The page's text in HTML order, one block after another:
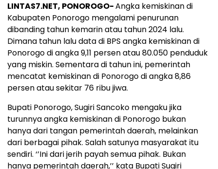
LINTAS7.NET, PONOROGO-Angka kemiskinan di
Kabupaten Ponorogo mengalami penurunan
dibanding tahun kemarin atau tahun 2024 lalu.
Dimana tahun lalu data di BPS angka kemiskinan di
Ponorogo di angka 9,11 persen atau 80.050 penduduk
yang miskin. Sementara di tahun ini, pemerintah
mencatat kemiskinan di Ponorogo di angka 8,86
persen atau sekitar 76 ribu jiwa.
Bupati Ponorogo, Sugiri Sancoko mengaku jika
turunnya angka kemiskinan di Ponorogo bukan
hanya dari tangan pemerintah daerah, melainkan
dari berbagai pihak. Salah satunya masyarakat itu
sendiri. ‘’Ini dari jerih payah semua pihak. Bukan
hanya pemerintah daerah,’’ kata Bupati Sugiri